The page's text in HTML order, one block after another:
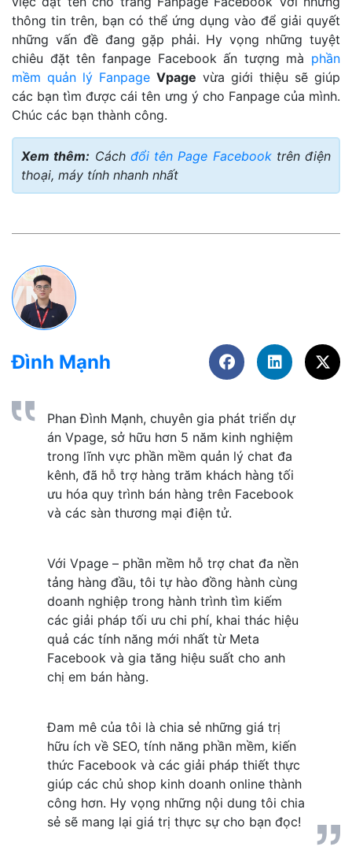
thông tin trên, bạn có thể ứng dụng vào để giải quyết
những vấn đề đang gặp phải. Hy vọng những tuyệt
chiêu đặt tên fanpage Facebook ấn tượng mà phần
mềm quản lý Fanpage Vpage vừa giới thiệu sẽ giúp
các bạn tìm được cái tên ưng ý cho Fanpage của mình.
Chúc các bạn thành công.
Xem thêm: Cách đổi tên Page Facebooktrên điện
thoại, máy tính nhanh nhất
Đình Mạnh
Phan Đình Mạnh, chuyên gia phát triển dự
án Vpage, sở hữu hơn 5 năm kinh nghiệm
trong lĩnh vực phần mềm quản lý chat đa
kênh, đã hỗ trợ hàng trăm khách hàng tối
ưu hóa quy trình bán hàng trên Facebook
và các sàn thương mại điện tử.
Với Vpage – phần mềm hỗ trợ chat đa nền
tảng hàng đầu, tôi tự hào đồng hành cùng
doanh nghiệp trong hành trình tìm kiếm
các giải pháp tối ưu chi phí, khai thác hiệu
quả các tính năng mới nhất từ Meta
Facebook và gia tăng hiệu suất cho anh
chị em bán hàng.
Đam mê của tôi là chia sẻ những giá trị
hữu ích về SEO, tính năng phần mềm, kiến
thức Facebook và các giải pháp thiết thực
giúp các chủ shop kinh doanh online thành
công hơn. Hy vọng những nội dung tôi chia
sẻ sẽ mang lại giá trị thực sự cho bạn đọc!